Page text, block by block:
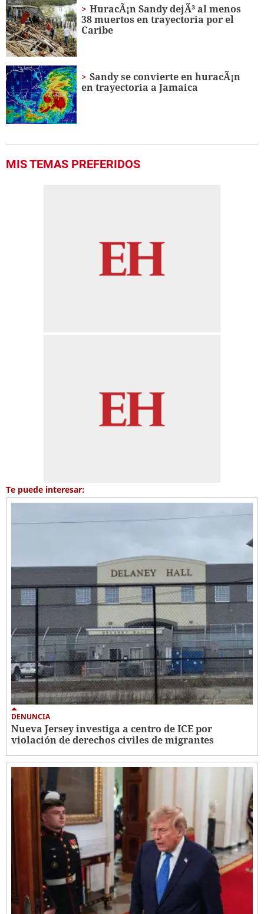
1
minute,
57
seconds
HuracÃ¡n Sandy dejÃ³ al menos
38 muertos en trayectoria por el
Caribe
Sandy se convierte en huracÃ¡n
en trayectoria a Jamaica
MIS TEMAS PREFERIDOS
Te puede interesar:
DENUNCIA
Nueva Jersey investiga a centro de ICE por
violación de derechos civiles de migrantes